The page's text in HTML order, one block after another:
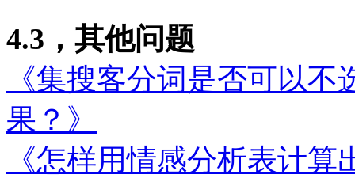
4.3，其他问题
《集搜客分词是否可以
果？》
《怎样用情感分析表计